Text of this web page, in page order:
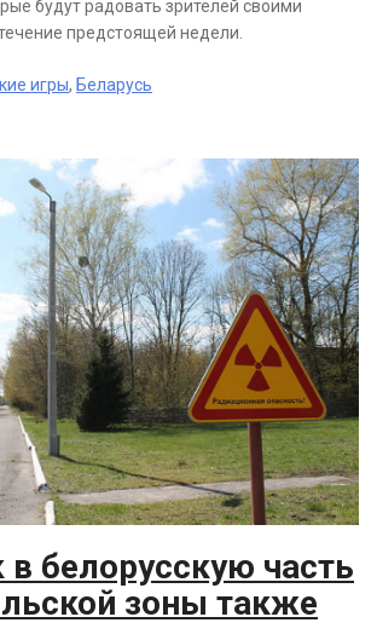
будут радовать зрителей своими
предстоящей недели.
игры, Беларусь
в белорусскую часть
зоны также